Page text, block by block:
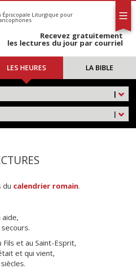
Épiscopale Liturgique pour
Recevez gratuitement
les lectures du jour par courriel
LES HEURES LA BIBLE
|
|
du calendrier romain.
aide,
et au Saint-Esprit,
et qui vient,